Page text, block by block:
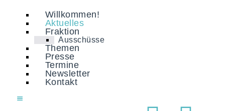
Willkommen!
Aktuelles
Fraktion
Ausschüsse
Themen
Presse
Termine
Newsletter
Kontakt